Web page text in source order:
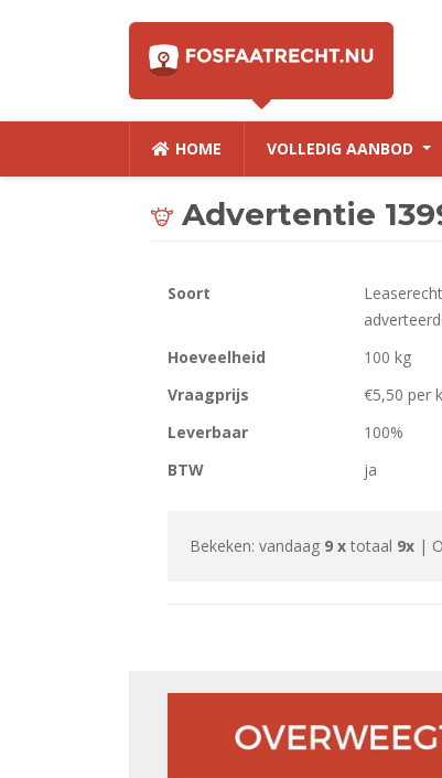
HOME VOLLEDIG AANBOD
Advertentie
Soort
Hoeveelheid
100 kg
Vraagprijs
€5,50 per
Leverbaar
100%
BTW
ja
Bekeken: vandaag 9 x totaal 9x |